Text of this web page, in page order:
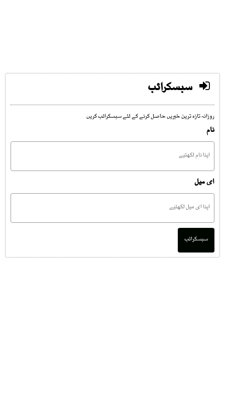
سبسکرائب
روزانہ تازہ ترین خبریں حاصل کرنے کے لئے سبسکرائب کریں
نام
ای میل
سبسکرائب